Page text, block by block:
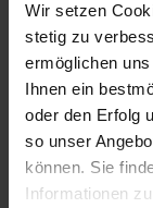
Wir setzen
stetig zu
ermöglichen
Ihnen ein
oder den Erfolg
so unser
können. Sie
Informationen
Erhalten Sie
Rechtsrahmen
Rahmen des
Themen: